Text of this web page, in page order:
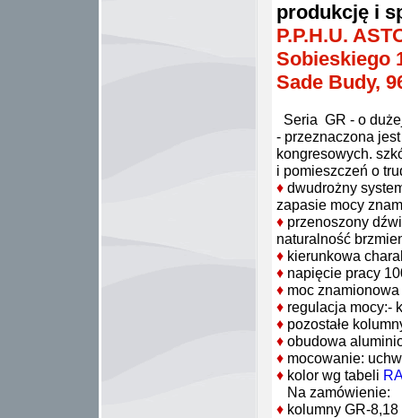
produkcję i
P.P.H.U.
Sobieskiego
Sade Budy,
Seria GR - o
- przeznaczona
kongresowych.
i pomieszczeń o
♦dwudrożny
zapasie mocy
♦przenoszony
naturalność
♦kierunkowa
♦napięcie pracy
♦moc znamionowa
♦regulacja mocy:-
♦pozostałe
♦obudowa
♦mocowanie:
♦kolor wg tabeli
Na zamówienie:
♦kolumny GR-8,18